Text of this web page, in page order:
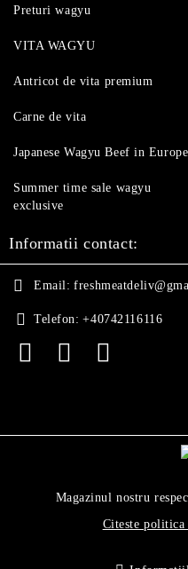
Preturi wagyu
VITA WAGYU
Antricot de vita premium
Carne de vita
Japanese Wagyu Beef in Europe
Summer time sale wagyu
exclusive
Informatii contact:
Email:
Telefon: +40742116116
Magazinul nostru
Citeste